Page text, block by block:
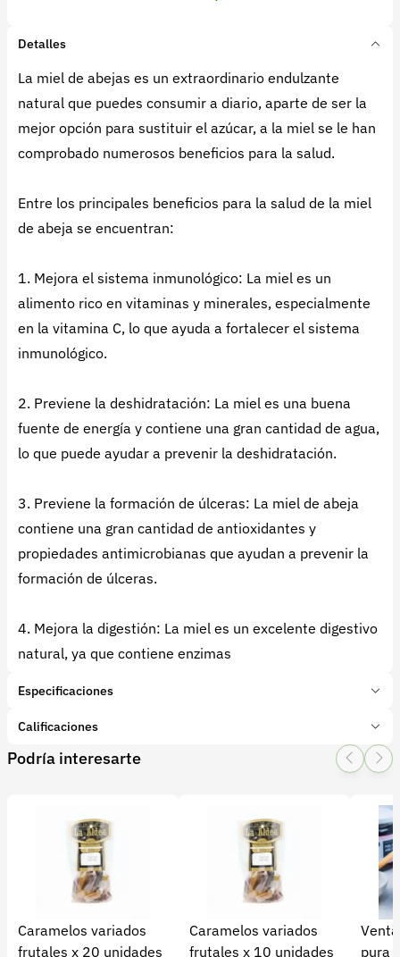
Detalles
La miel de abejas es un extraordinario endulzante
natural que puedes consumir a diario, aparte de ser la
mejor opción para sustituir el azúcar, a la miel se le han
comprobado numerosos beneficios para la salud.
Entre los principales beneficios para la salud de la miel
de abeja se encuentran:
1. Mejora el sistema inmunológico: La miel es un
alimento rico en vitaminas y minerales, especialmente
en la vitamina C, lo que ayuda a fortalecer el sistema
inmunológico.
2. Previene la deshidratación: La miel es una buena
fuente de energía y contiene una gran cantidad de agua,
lo que puede ayudar a prevenir la deshidratación.
3. Previene la formación de úlceras: La miel de abeja
contiene una gran cantidad de antioxidantes y
propiedades antimicrobianas que ayudan a prevenir la
formación de úlceras.
4. Mejora la digestión: La miel es un excelente digestivo
natural, ya que contiene enzimas
Especificaciones
Marca:
Miel Aurora
Tipo de producto:Producto final
Calificaciones
1 Star
2 Star
3 Star4 Star
5 Estrellas
4 Estrellas
3 Estrellas
0 %
Podría interesarte
Caramelos variados
frutales x 20 unidades
Caramelos variados
frutales x 10 unidades
pura